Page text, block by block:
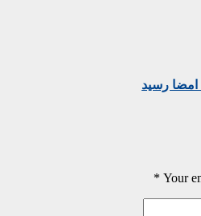
Your
*